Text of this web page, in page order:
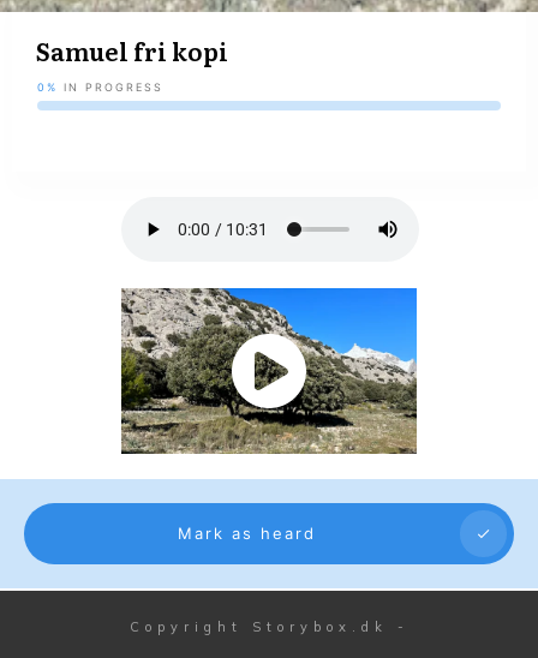
Samuel fri kopi
0% IN PROGRESS
Mark as heard
Copyright Storybox.dk -